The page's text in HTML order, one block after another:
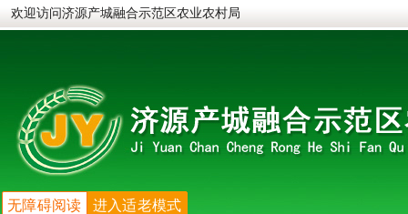
欢迎访问济源产城融合示范区农业农村局
无障碍阅读 进入适老模式